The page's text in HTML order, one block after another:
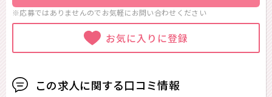
※応募ではありませんのでお気軽にお問い合わせください
お気に入りに登録
この求人に関する口コミ情報